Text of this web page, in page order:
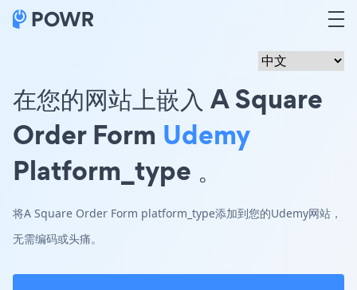
在您的网站上嵌入 A Square
Order Form Udemy
Platform_type 。
将A Square Order Form platform_type添加到您的Udemy网站，
无需编码或头痛。